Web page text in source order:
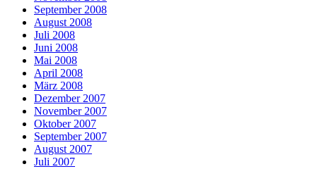
September 2008
August 2008
Juli 2008
Juni 2008
Mai 2008
April 2008
März 2008
Dezember 2007
November 2007
Oktober 2007
September 2007
August 2007
Juli 2007